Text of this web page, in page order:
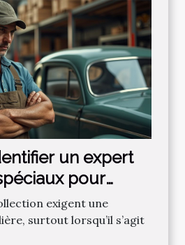
un expert
pour
?
exigent une
surtout lorsqu’il s’agit